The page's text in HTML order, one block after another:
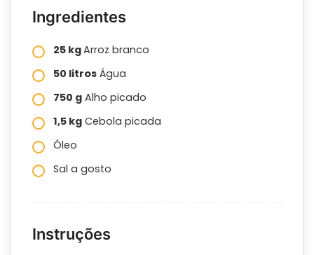
Ingredientes
25 kgArroz branco
50 litros Água
750 g Alho picado
1,5 kg Cebola picada
Óleo
Sal a gosto
Instruções